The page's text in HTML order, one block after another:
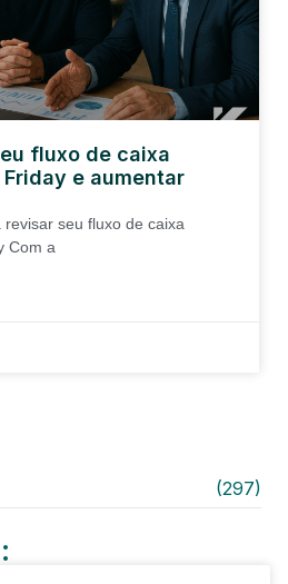
fluxo de caixa
e aumentar
seu fluxo de caixa
Com a
(297)